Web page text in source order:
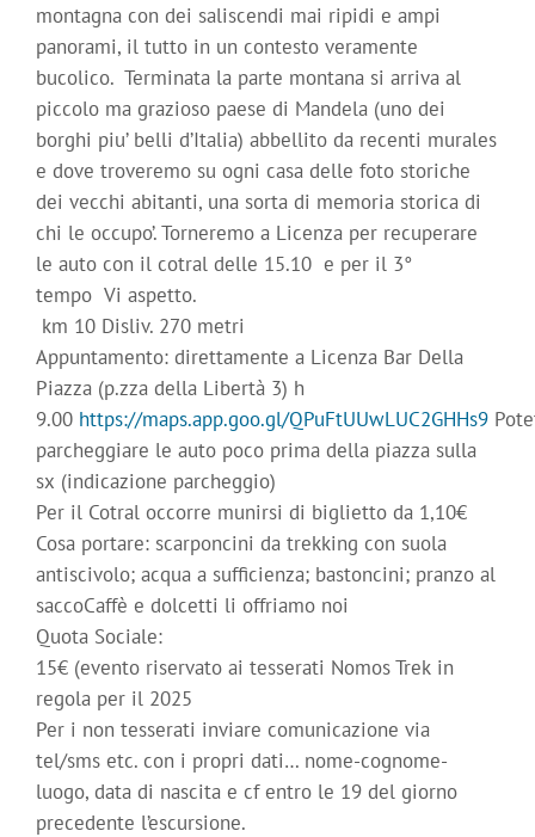
montagna con dei saliscendi mai ripidi e ampi
panorami, il tutto in un contesto veramente
bucolico. Terminata la parte montana si arriva al
piccolo ma grazioso paese di Mandela (uno dei
borghi piu’ belli d’Italia) abbellito da recenti murales
e dove troveremo su ogni casa delle foto storiche
dei vecchi abitanti, una sorta di memoria storica di
chi le occupo’. Torneremo a Licenza per recuperare
le auto con il cotral delle 15.10 e per il 3°
tempo Vi aspetto.
km 10 Disliv. 270 metri
Appuntamento: direttamente a Licenza Bar Della
Piazza (p.zza della Libertà 3) h
9.00 https://maps.app.goo.gl/QPuFtUUwLUC2GHHs9
parcheggiare le auto poco prima della piazza sulla
sx (indicazione parcheggio)
Per il Cotral occorre munirsi di biglietto da 1,10€
Cosa portare: scarponcini da trekking con suola
antiscivolo; acqua a sufficienza; bastoncini; pranzo al
saccoCaffè e dolcetti li offriamo noi
Quota Sociale:
15€ (evento riservato ai tesserati Nomos Trek in
regola per il 2025
Per i non tesserati inviare comunicazione via
tel/sms etc. con i propri dati… nome-cognome-
luogo, data di nascita e cf entro le 19 del giorno
precedente l’escursione.